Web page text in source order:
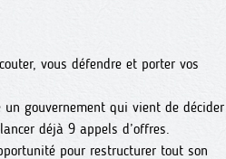
vous défendre et porter vos
gouvernement qui vient de décider
déjà 9 appels d’offres.
pour restructurer tout son